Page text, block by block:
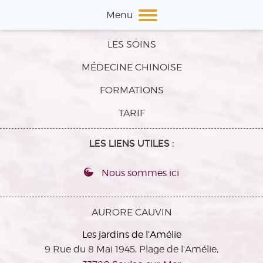
Menu
LES SOINS
MÉDECINE CHINOISE
FORMATIONS
TARIF
LES LIENS UTILES :
Nous sommes ici
AURORE CAUVIN
Les jardins de l’Amélie
9 Rue du 8 Mai 1945, Plage de l'Amélie,